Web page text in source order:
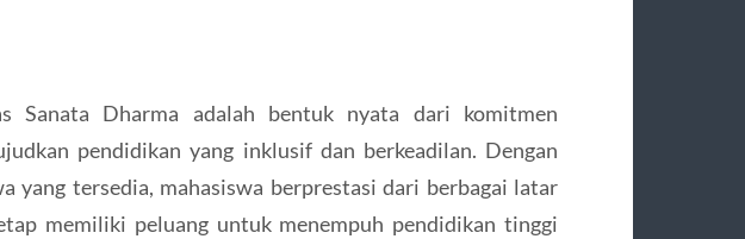
Sanata Dharma adalah bentuk nyata dari komitmen
pendidikan yang inklusif dan berkeadilan. Dengan
yang tersedia, mahasiswa berprestasi dari berbagai latar
memiliki peluang untuk menempuh pendidikan tinggi